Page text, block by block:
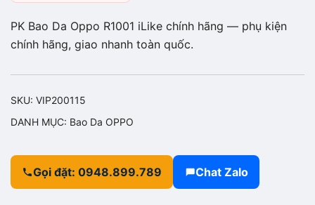
PK Bao Da Oppo R1001 iLike chính hãng — phụ kiện
chính hãng, giao nhanh toàn quốc.
SKU: VIP200115
DANH MỤC: Bao Da OPPO
Gọi đặt: 0948.899.789 Chat Zalo